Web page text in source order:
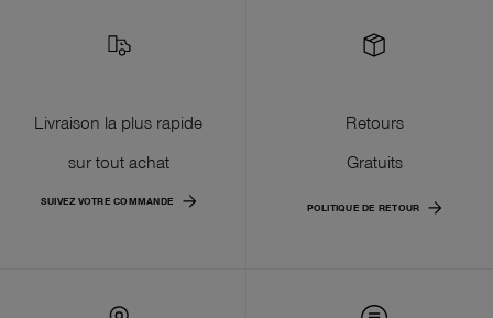
Livraison la plus rapide
sur tout achat
SUIVEZ VOTRE COMMANDE
Retours
Gratuits
POLITIQUE DE RETOUR